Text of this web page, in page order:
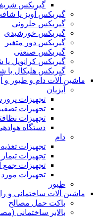
گیربکس
گیربکس آویز یا
گیربکس حلزونی
گیربکس خورشیدی
گیربکس دور متغیر
گیربکس صنعتی
گیربکس کرانویل
گیربکس هلیکال یا
ماشین آلات دام و طیور و
آبزیان
تجهیزات
تجهیزات
تجهیزات
دستگاه
دام
تجهیزات
تجهیزات
تجهیزات جمع
تجهیزات
طیور
ماشین آلات ساختمانی و
باکت حمل مصالح
بالابر ساختمانی